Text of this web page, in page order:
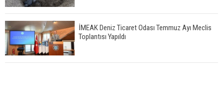
İMEAK Deniz Ticaret Odası Temmuz Ayı Meclis
Toplantısı Yapıldı